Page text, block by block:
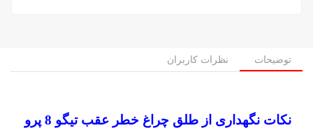
توضیحات نظرات کاربران
نکات نگهداری از طلق چراغ خطر عقب تیگو 8 پرو